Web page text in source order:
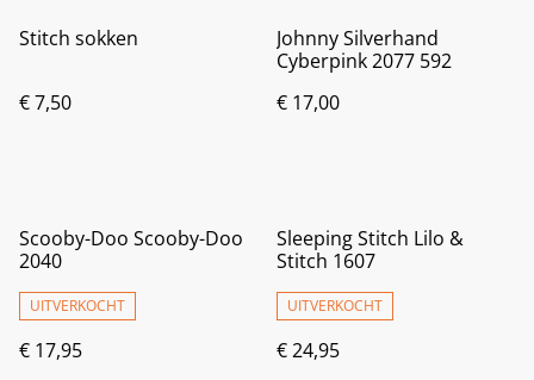
Stitch sokken
€ 7,50
Johnny Silverhand
Cyberpink 2077 592
€ 17,00
Scooby-Doo Scooby-Doo
2040
UITVERKOCHT
€ 17,95
Sleeping Stitch Lilo &
Stitch 1607
UITVERKOCHT
€ 24,95